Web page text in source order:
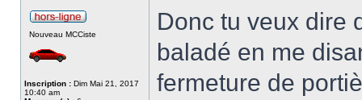
Nouveau MCCiste
Inscription : Dim Mai 21, 2017
10:40 am
Donc tu veux dire
baladé en me
fermeture de